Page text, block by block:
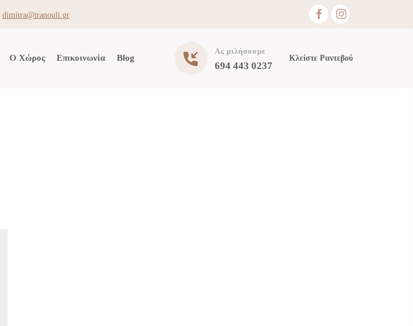
dimitra@tranouli.gr
Ας μιλήσουμε
694 443 0237
Κλείστε Ραντεβού
Ο Χώρος Επικοινωνία Blog